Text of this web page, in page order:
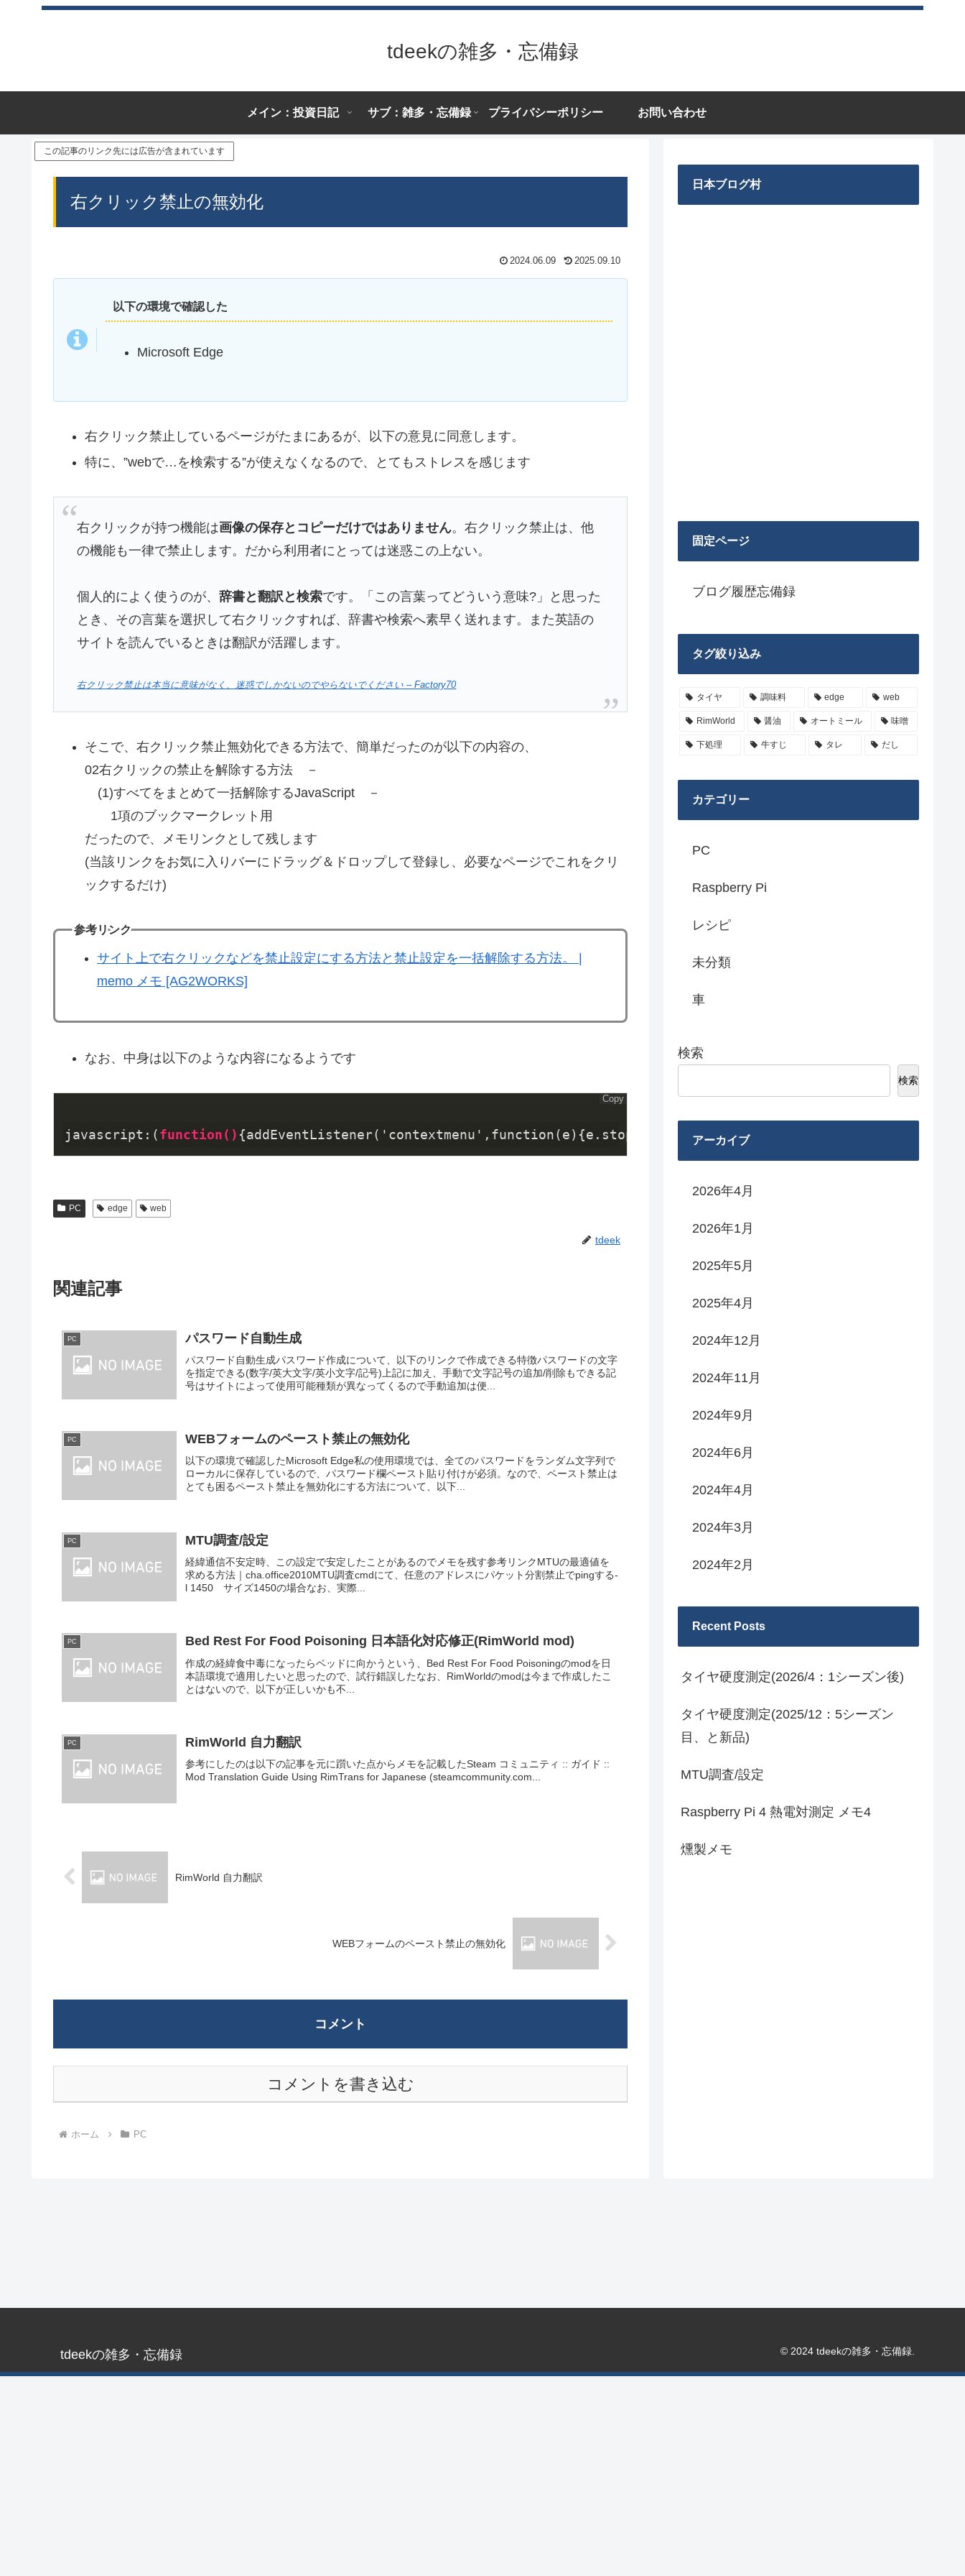
tdeekの雑多・忘備録
メイン：投資日記 サブ：雑多・忘備録 プライバシーポリシー お問い合わせ
この記事のリンク先には広告が含まれています
右クリック禁止の無効化
2024.06.09 2025.09.10
以下の環境で確認した
Microsoft Edge
右クリック禁止しているページがたまにあるが、以下の意見に同意します。
特に、”webで…を検索する”が使えなくなるので、とてもストレスを感じます
右クリックが持つ機能は画像の保存とコピーだけではありません。右クリック禁止は、他
の機能も一律で禁止します。だから利用者にとっては迷惑この上ない。
個人的によく使うのが、辞書と翻訳と検索です。「この言葉ってどういう意味?」と思った
とき、その言葉を選択して右クリックすれば、辞書や検索へ素早く送れます。また英語の
サイトを読んでいるときは翻訳が活躍します。
右クリック禁止は本当に意味がなく、迷惑でしかないのでやらないでください – Factory70
そこで、右クリック禁止無効化できる方法で、簡単だったのが以下の内容の、
02右クリックの禁止を解除する方法 －
(1)すべてをまとめて一括解除するJavaScript －
1項のブックマークレット用
だったので、メモリンクとして残します
(当該リンクをお気に入りバーにドラッグ＆ドロップして登録し、必要なページでこれをクリ
ックするだけ)
参考リンク
サイト上で右クリックなどを禁止設定にする方法と禁止設定を一括解除する方法。 |
memo メモ [AG2WORKS]
なお、中身は以下のような内容になるようです
javascript:(function() {addEventListener(' contextmenu ', function(e) {e.stop Propagation();},{capture:
Copy
PC edge web
tdeek
関連記事
PC パスワード自動生成
パスワード自動生成パスワード作成について、以下のリンクで作成できる特徴パスワードの文字
を指定できる(数字/英大文字/英小文字/記号)上記に加え、手動で文字記号の追加/削除もできる記
号はサイトによって使用可能種類が異なってくるので手動追加は便...
PC WEBフォームのペースト禁止の無効化
以下の環境で確認したMicrosoft Edge私の使用環境では、全てのパスワードをランダム文字列で
ローカルに保存しているので、パスワード欄ペースト貼り付けが必須。なので、ペースト禁止は
とても困るペースト禁止を無効化にする方法について、以下...
PC MTU調査/設定
経緯通信不安定時、この設定で安定したことがあるのでメモを残す参考リンクMTUの最適値を
求める方法｜cha.office2010MTU調査cmdにて、任意のアドレスにパケット分割禁止でpingする-
l 1450 サイズ1450の場合なお、実際...
PC Bed Rest For Food Poisoning 日本語化対応修正(RimWorld mod)
作成の経緯食中毒になったらベッドに向かうという、Bed Rest For Food Poisoningのmodを日
本語環境で適用したいと思ったので、試行錯誤したなお、RimWorldのmodは今まで作成したこ
とはないので、以下が正しいかも不...
PC RimWorld 自力翻訳
参考にしたのは以下の記事を元に躓いた点からメモを記載したSteam コミュニティ :: ガイド ::
Mod Translation Guide Using RimTrans for Japanese (steamcommunity.com...
RimWorld 自力翻訳
WEBフォームのペースト禁止の無効化
コメント
コメントを書き込む
ホーム PC
日本ブログ村
固定ページ
ブログ履歴忘備録
タグ絞り込み
タイヤ 調味料 edge web
RimWorld 醤油 オートミール 味噌
下処理 牛すじ タレ だし
カテゴリー
PC
Raspberry Pi
レシピ
未分類
車
検索
検索
アーカイブ
2026年4月
2026年1月
2025年5月
2025年4月
2024年12月
2024年11月
2024年9月
2024年6月
2024年4月
2024年3月
2024年2月
Recent Posts
タイヤ硬度測定(2026/4：1シーズン後)
タイヤ硬度測定(2025/12：5シーズン
目、と新品)
MTU調査/設定
Raspberry Pi 4 熱電対測定 メモ4
燻製メモ
tdeekの雑多・忘備録 © 2024 tdeekの雑多・忘備録.